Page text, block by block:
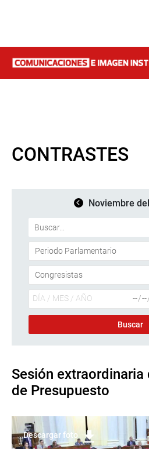
CONTRASTES
Noviembre
Sesión extraordinaria
de Presupuesto
Descargar foto